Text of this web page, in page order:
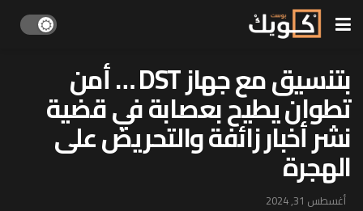
بتنسيق مع جهاز DST … أمن
تطوان يطيح بعصابة في قضية
نشر أخبار زائفة والتحريض على
الهجرة
أغسطس 31, 2024